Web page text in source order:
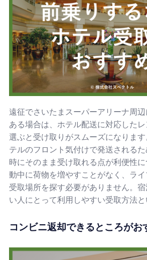
遠征でさいたまスーパーアリーナ周
ある場合は、ホテル配送に対応した
選ぶと受け取りがスムーズになりま
テルのフロント気付けで発送される
時にそのまま受け取れる点が利便性
動中に荷物を増やすことがなく、ラ
受取場所を探す必要がありません。
い人にとって利用しやすい受取方法と
コンビニ返却できるところがお